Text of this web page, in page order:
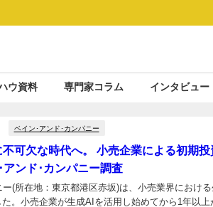
ウ資料 専門家コラム インタビュー
ベイン･アンド･カンパニー
可欠な時代へ。 小売企業による初期
ンド･カンパニー調査
(所在地：東京都港区赤坂)は、小売業界におけ
。小売企業が生成AIを活用し始めてから1年以上